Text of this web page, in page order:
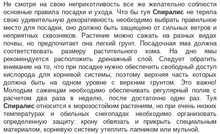
Не смотря на свою неприхотливость все же желательно соблюсти
основные правила посадки и ухода. Что бы туяСпиралис не теряла
свою удивительную декоративность необходимо выбрать правильное
место для посадки, оно должно быть защищено от сильных ветров и
неприятных сквозняков. Растение можно сажать на разных видах
почвы, но предпочитает она легкий грунт. Посадочная яма должна
соответствовать размеру растительного кома. На дно ямы
рекомендуется расположить дренажный слой. Следует обратить
внимание на то, что при посадке нужно обеспечить свободный доступ
кислорода для корневой системы, поэтому верхняя часть которых
должна быть на одном уровне с верхним грунтом. Это важно!
Молодым саженцам необходимо обеспечивать регулярный полив с
расчетом два раза в неделю, после достаточно один раз. Туя
Спиралис относится к морозостойким растениям, но при очень низких
температурах и обильных снегопадах необходимо организовать
определенную защиту: крону обвязать и прикрыть специальным
материалом, корневую систему утеплить лапником или мульчой.